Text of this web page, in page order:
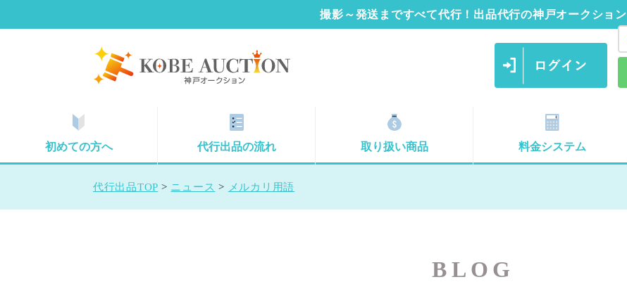
撮影～発送まですべて代行！出品代行の神戸オークション
初めての方へ 代行出品の流れ 取り扱い商品 料金システム
代行出品TOP > ニュース > メルカリ用語
BLOG